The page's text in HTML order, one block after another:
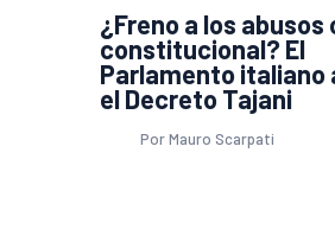
¿Freno a los abusos
constitucional? El
Parlamento italiano
el Decreto Tajani
Por Mauro Scarpati